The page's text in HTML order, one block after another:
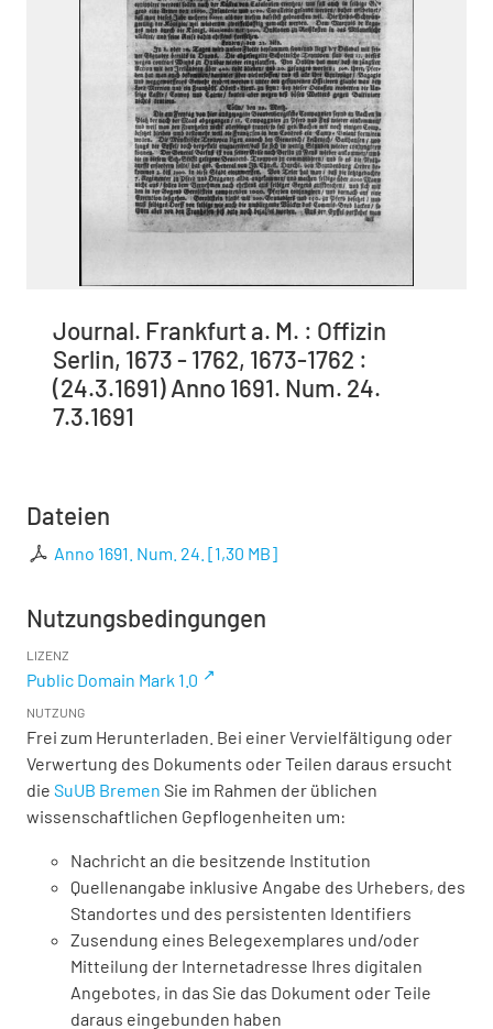
Journal. Frankfurt a. M. : Offizin
Serlin, 1673 - 1762, 1673-1762 :
(24.3.1691) Anno 1691. Num. 24.
7.3.1691
Dateien
Anno 1691. Num. 24. [1,30 MB]
Nutzungsbedingungen
LIZENZ
Public Domain Mark 1.0
NUTZUNG
Frei zum Herunterladen. Bei einer Vervielfältigung oder
Verwertung des Dokuments oder Teilen daraus ersucht
die SuUB Bremen Sie im Rahmen der üblichen
wissenschaftlichen Gepflogenheiten um:
Nachricht an die besitzende Institution
Quellenangabe inklusive Angabe des Urhebers, des
Standortes und des persistenten Identifiers
Zusendung eines Belegexemplares und/oder
Mitteilung der Internetadresse Ihres digitalen
Angebotes, in das Sie das Dokument oder Teile
daraus eingebunden haben